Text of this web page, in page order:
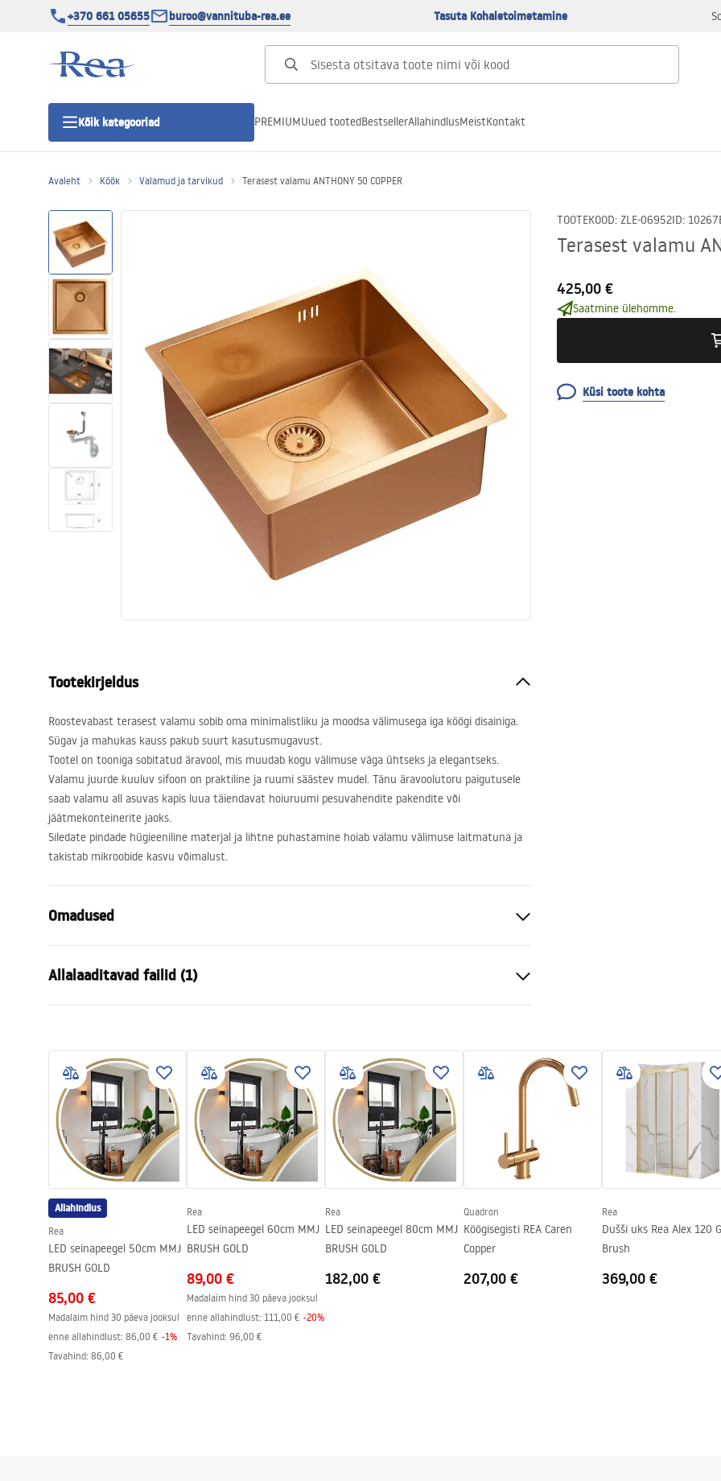
+370 661 05655 buroo@vannituba-rea.ee Tasuta Kohaletoimetamine
Kõik kategooriad
Duši uks
Vannitoa dušialused
Lineaarne duši äravool
Tualettruumid
Vannid ja ekraanid
Vannitoa segistid
PREMIUMUued tootedBestsellerAllahindlusMeistKontakt
Avaleht Köök Valamud ja tarvikud Terasest valamu ANTHONY 50 COPPER
TOOTEKOOD: ZLE-06952ID: 10267
Terasest valamu
425,00 €
Saatmine ülehomme.
Küsi toote kohta
Tootekirjeldus
Roostevabast terasest valamu sobib oma minimalistliku ja moodsa välimusega iga köögi disainiga.
Sügav ja mahukas kauss pakub suurt kasutusmugavust.
Tootel on tooniga sobitatud äravool, mis muudab kogu välimuse väga ühtseks ja elegantseks.
Valamu juurde kuuluv sifoon on praktiline ja ruumi säästev mudel. Tänu äravoolutoru paigutusele
saab valamu all asuvas kapis luua täiendavat hoiuruumi pesuvahendite pakendite või
jäätmekonteinerite jaoks.
Siledate pindade hügieeniline materjal ja lihtne puhastamine hoiab valamu välimuse laitmatuna ja
takistab mikroobide kasvu võimalust.
Omadused
Valamu laius (mm)
Valamu kausi sügavus (mm)
190mm
Materjal
Roostevaba teras
Värv
Vask
Kaasa arvatud valamu
tihend, sifoon koos sõelaga, Kinnitusklambrid
Drenaažiava läbimõõt
90 mm
Pistikuvariant
universaalne, koos sõelaga
Lõhnalõksu tüüp
köök, nõudepesumasinas pestav
Garantii
25 aastat
Allalaaditavad failid (1)
ANTHONY_50.pdf
Allahindlus
Rea
LED seinapeegel 50cm MMJ
BRUSH GOLD
85,00 €
Madalaim hind 30 päeva jooksul
enne allahindlust: 86,00 € -1%
Tavahind: 86,00 €
Rea
LED seinapeegel 60cm MMJ
BRUSH GOLD
89,00 €
Madalaim hind 30 päeva jooksul
enne allahindlust: 111,00 € -20%
Tavahind: 96,00 €
Rea
LED seinapeegel 80cm MMJ
BRUSH GOLD
182,00 €
Quadron
Köögisegisti REA Caren
Copper
207,00 €
Rea
Dušši uks Rea Alex 120
Brush
369,00 €